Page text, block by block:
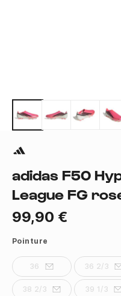
adidas F50
League FG
99,90 €
Pointure
36 36 2/3
38 2/3 39 1/3